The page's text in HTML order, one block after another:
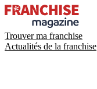
Trouver ma franchise
Actualités de la franchise